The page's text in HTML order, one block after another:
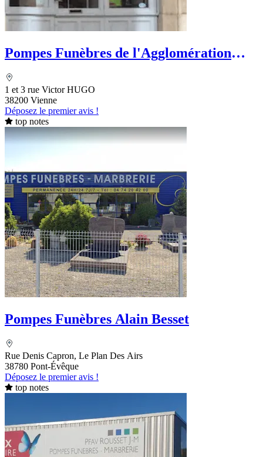
Pompes Funèbres de l'Agglomération
1 et 3 rue Victor HUGO
38200 Vienne
Déposez le premier avis !
top notes
Pompes Funèbres Alain Besset
Rue Denis Capron, Le Plan Des Airs
38780 Pont-Évêque
Déposez le premier avis !
top notes